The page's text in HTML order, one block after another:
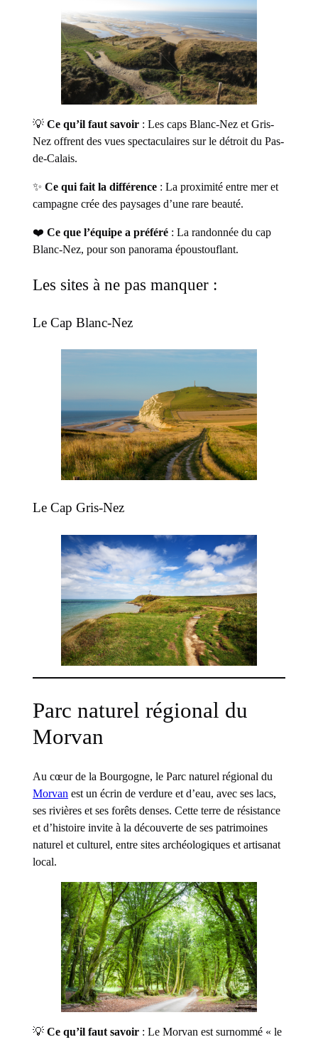
💡Ce qu’il faut savoir : Les caps Blanc-Nez et Gris-
Nez offrent des vues spectaculaires sur le détroit du Pas-
de-Calais.
✨Ce qui fait la différence : La proximité entre mer et
campagne crée des paysages d’une rare beauté.
❤️Ce que l’équipe a préféré : La randonnée du cap
Blanc-Nez, pour son panorama époustouflant.
Les sites à ne pas manquer :
Le Cap Blanc-Nez
Le Cap Gris-Nez
Parc naturel régional du
Morvan
Au cœur de la Bourgogne, le Parc naturel régional du
Morvan est un écrin de verdure et d’eau, avec ses lacs,
ses rivières et ses forêts denses. Cette terre de résistance
et d’histoire invite à la découverte de ses patrimoines
naturel et culturel, entre sites archéologiques et artisanat
local.
💡 Ce qu’il faut savoir : Le Morvan est surnommé « le